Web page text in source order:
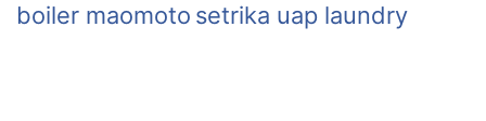
boiler maomoto setrika uap laundry